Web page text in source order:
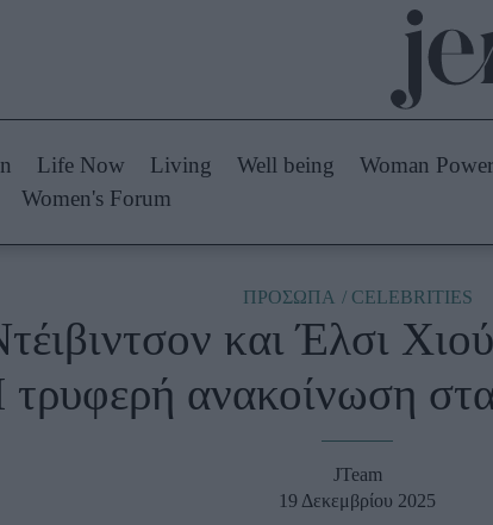
Styling Tips
Fashion News
Πρόσωπα
Celebrities
Life Now Living Well being Woman Power
Women's Forum
ΠΡΟΣΩΠΑ CELEBRITIES
και Έλσι
ανακοίνωση
JTeam
19 Δεκεμβρίου 2025